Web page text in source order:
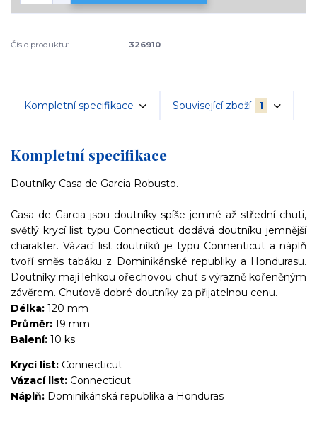
Číslo produktu: 326910
Kompletní specifikace Související zboží 1
Kompletní specifikace
Doutníky Casa de Garcia Robusto.
Casa de Garcia jsou doutníky spíše jemné až střední chuti,
světlý krycí list typu Connecticut dodává doutníku jemnější
charakter. Vázací list doutníků je typu Connenticut a náplň
tvoří směs tabáku z Dominikánské republiky a Hondurasu.
Doutníky mají lehkou ořechovou chuť s výrazně kořeněným
závěrem. Chuťově dobré doutníky za přijatelnou cenu.
Délka: 120 mm
Průměr: 19 mm
Balení: 10 ks
Krycí list: Connecticut
Vázací list: Connecticut
Náplň: Dominikánská republika a Honduras